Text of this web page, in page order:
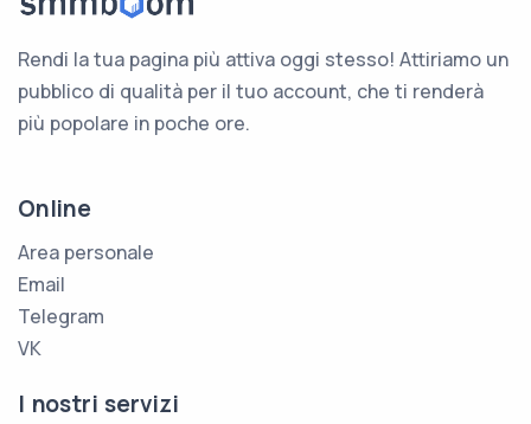
Rendi la tua pagina più attiva oggi stesso! Attiriamo un
pubblico di qualità per il tuo account, che ti renderà
più popolare in poche ore.
Online
Area personale
Email
Telegram
VK
I nostri servizi